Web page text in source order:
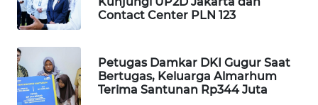
Contact Center PLN 123
Petugas Damkar DKI Gugur Saat
Bertugas, Keluarga Almarhum
Terima Santunan Rp344 Juta
WAHANA
UMKM
WAHANA
SELEB